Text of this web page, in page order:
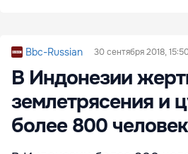
Bbc-Russian 30 сентября 2018,
В Индонезии
землетрясения и
более 800 человек